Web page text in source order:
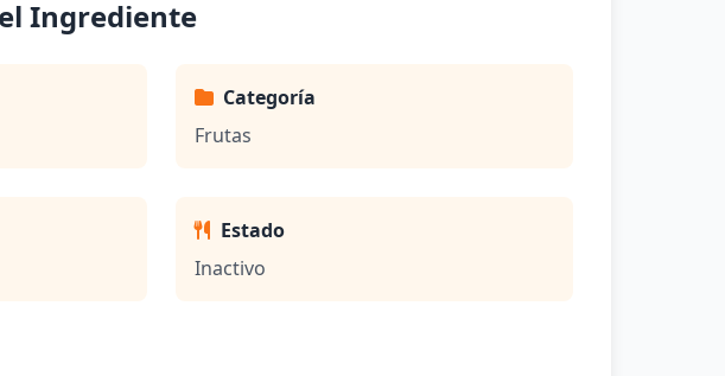
Ingrediente
Categoría
Frutas
Estado
Inactivo